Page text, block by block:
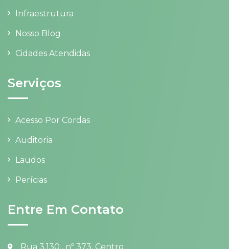
Infraestrutura
Nosso Blog
Cidades Atendidas
Serviços
Acesso Por Cordas
Auditoria
Laudos
Perícias
Entre Em Contato
Rua 3.130 , nº 373, Centro